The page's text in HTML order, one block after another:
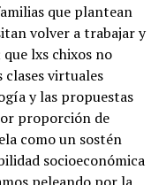
que plantean
volver a trabajar y
lxs chixos no
clases virtuales
y las propuestas
proporción de
como un sostén
socioeconómica